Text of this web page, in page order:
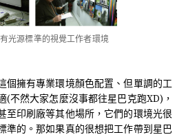
光源標準的視覺工作者環境
個擁有專業環境顏色配置、但單調的工
(不然大家怎麼沒事都往星巴克跑XD)，
至印刷廠等其他場所，它們的環境光很
準的。那如果真的很想把工作帶到星巴